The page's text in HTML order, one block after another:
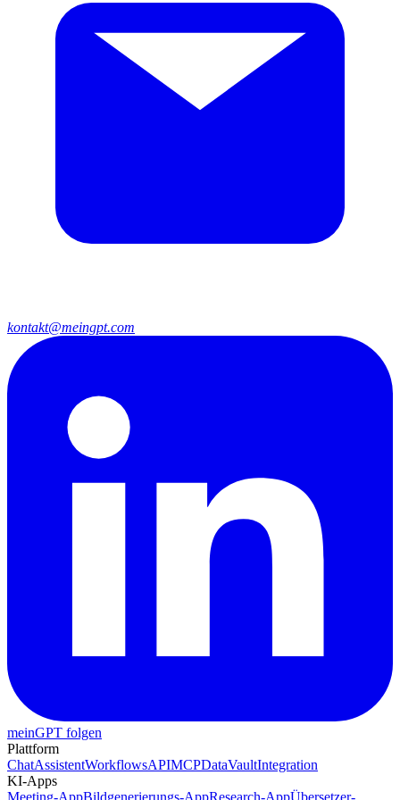
kontakt@meingpt.com
meinGPT folgen
Plattform
ChatAssistentWorkflowsAPIMCPDataVaultIntegration
KI-Apps
Meeting-AppBildgenerierungs-AppResearch-AppÜbersetzer-